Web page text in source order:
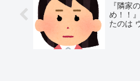
『隣家
め！！
たのは